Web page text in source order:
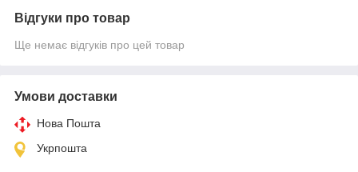
Відгуки про товар
Ще немає відгуків про цей товар
Умови доставки
Нова Пошта
Укрпошта